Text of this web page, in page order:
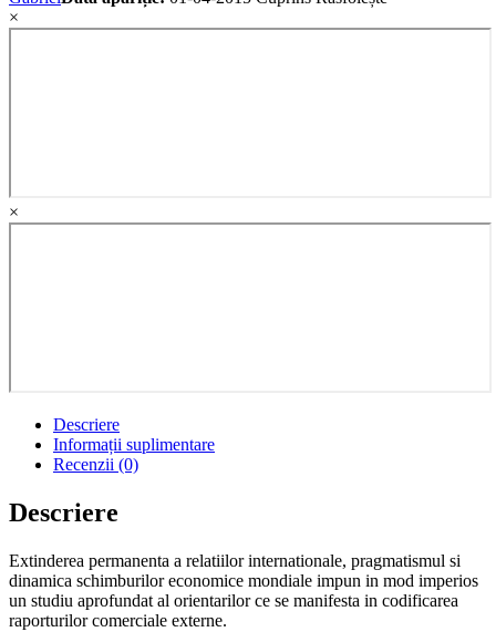
×
×
Descriere
Informații suplimentare
Recenzii (0)
Descriere
Extinderea permanenta a relatiilor internationale, pragmatismul si
dinamica schimburilor economice mondiale impun in mod imperios
un studiu aprofundat al orientarilor ce se manifesta in codificarea
raporturilor comerciale externe.